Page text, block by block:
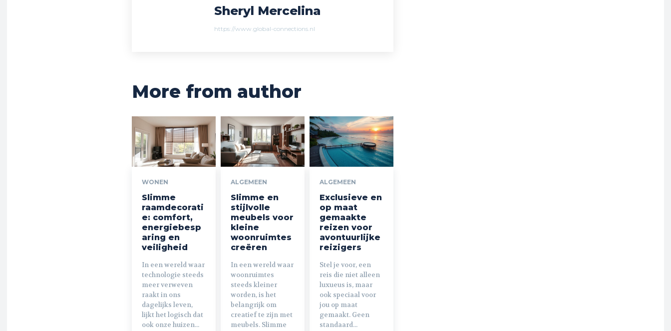
Sheryl Mercelina
https://www.global-connections.nl
More from author
WONEN
Slimme
raamdecorati
e: comfort,
energiebesp
aring en
veiligheid
In een wereld waar
technologie steeds
meer verweven
raakt in ons
dagelijks leven,
lijkt het logisch dat
ook onze huizen...
ALGEMEEN
Slimme en
stijlvolle
meubels voor
kleine
woonruimtes
creëren
In een wereld waar
woonruimtes
steeds kleiner
worden, is het
belangrijk om
creatief te zijn met
meubels. Slimme
ALGEMEEN
Exclusieve en
op maat
gemaakte
reizen voor
avontuurlijke
reizigers
Stel je voor, een
reis die niet alleen
luxueus is, maar
ook speciaal voor
jou op maat
gemaakt. Geen
standaard...